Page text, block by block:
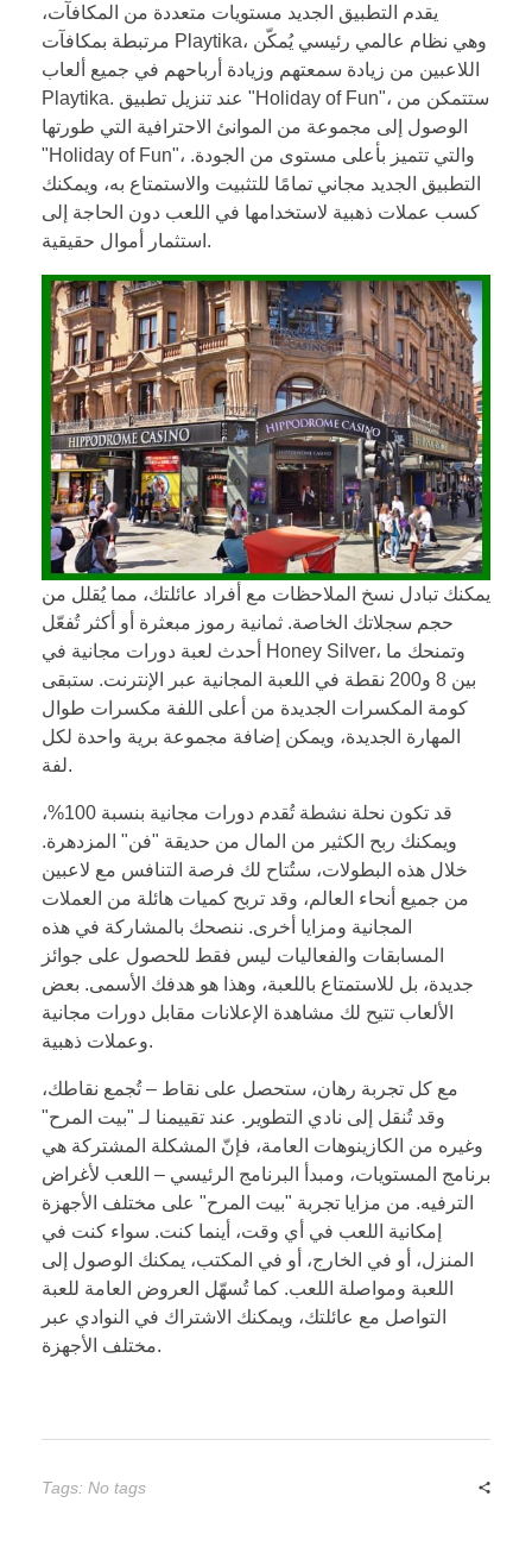
يقدم التطبيق الجديد مستويات متعددة من المكافآت،
مرتبطة بمكافآت Playtika، وهي نظام عالمي رئيسي يُمكّن
اللاعبين من زيادة سمعتهم وزيادة أرباحهم في جميع ألعاب
Playtika. عند تنزيل تطبيق "Holiday of Fun"، ستتمكن من
الوصول إلى مجموعة من الموانئ الاحترافية التي طورتها
"Holiday of Fun"، والتي تتميز بأعلى مستوى من الجودة.
التطبيق الجديد مجاني تمامًا للتثبيت والاستمتاع به، ويمكنك
كسب عملات ذهبية لاستخدامها في اللعب دون الحاجة إلى
استثمار أموال حقيقية.
يمكنك تبادل نسخ الملاحظات مع أفراد عائلتك، مما يُقلل من
حجم سجلاتك الخاصة. ثمانية رموز مبعثرة أو أكثر تُفعّل
أحدث لعبة دورات مجانية في Honey Silver، وتمنحك ما
بين 8 و200 نقطة في اللعبة المجانية عبر الإنترنت. ستبقى
كومة المكسرات الجديدة من أعلى اللفة مكسرات طوال
المهارة الجديدة، ويمكن إضافة مجموعة برية واحدة لكل
لفة.
قد تكون نحلة نشطة تُقدم دورات مجانية بنسبة 100%،
ويمكنك ربح الكثير من المال من حديقة "فن" المزدهرة.
خلال هذه البطولات، ستُتاح لك فرصة التنافس مع لاعبين
من جميع أنحاء العالم، وقد تربح كميات هائلة من العملات
المجانية ومزايا أخرى. ننصحك بالمشاركة في هذه
المسابقات والفعاليات ليس فقط للحصول على جوائز
جديدة، بل للاستمتاع باللعبة، وهذا هو هدفك الأسمى. بعض
الألعاب تتيح لك مشاهدة الإعلانات مقابل دورات مجانية
وعملات ذهبية.
مع كل تجربة رهان، ستحصل على نقاط – تُجمع نقاطك،
وقد تُنقل إلى نادي التطوير. عند تقييمنا لـ "بيت المرح"
وغيره من الكازينوهات العامة، فإنّ المشكلة المشتركة هي
برنامج المستويات، ومبدأ البرنامج الرئيسي – اللعب لأغراض
الترفيه. من مزايا تجربة "بيت المرح" على مختلف الأجهزة
إمكانية اللعب في أي وقت، أينما كنت. سواء كنت في
المنزل، أو في الخارج، أو في المكتب، يمكنك الوصول إلى
اللعبة ومواصلة اللعب. كما تُسهّل العروض العامة للعبة
التواصل مع عائلتك، ويمكنك الاشتراك في النوادي عبر
مختلف الأجهزة.
Tags: No tags